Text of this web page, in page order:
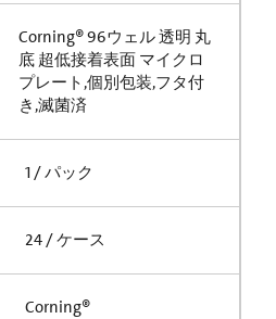
Corning® 96ウェル 透明 丸
底 超低接着表面 マイクロ
プレート,個別包装,フタ付
き,滅菌済
1 / パック
24 / ケース
Corning®